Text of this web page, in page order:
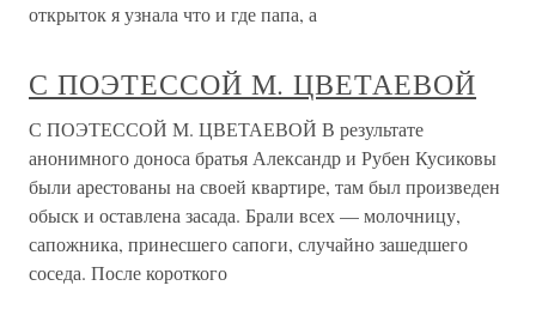
открыток я узнала что и где папа, а
С ПОЭТЕССОЙ М. ЦВЕТАЕВОЙ
С ПОЭТЕССОЙ М. ЦВЕТАЕВОЙ В результате
анонимного доноса братья Александр и Рубен Кусиковы
были арестованы на своей квартире, там был произведен
обыск и оставлена засада. Брали всех — молочницу,
сапожника, принесшего сапоги, случайно зашедшего
соседа. После короткого